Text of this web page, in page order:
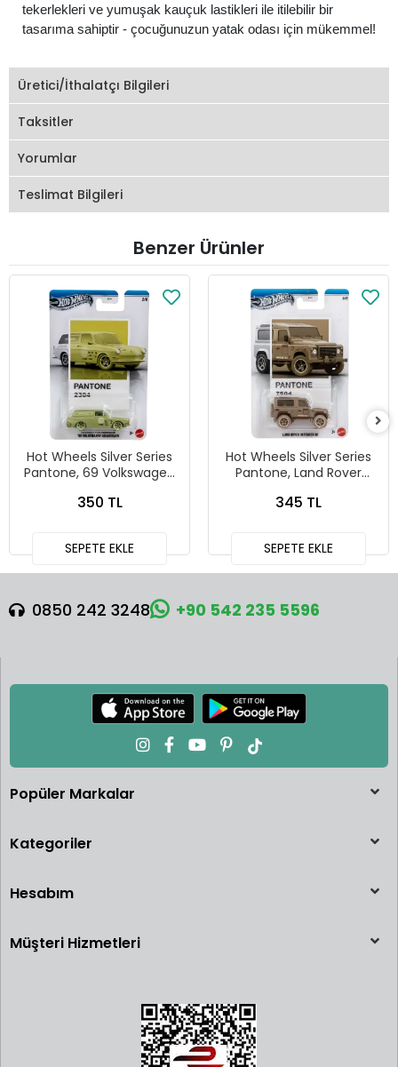
tekerlekleri ve yumuşak kauçuk lastikleri ile itilebilir bir
tasarıma sahiptir - çocuğunuzun yatak odası için mükemmel!
Üretici/İthalatçı Bilgileri
Taksitler
Yorumlar
Teslimat Bilgileri
Benzer Ürünler
Hot Wheels Silver Series
Pantone, 69 Volkswagen
350 TL
SEPETE EKLE
Hot Wheels Silver Series
Pantone, Land Rover
345 TL
SEPETE EKLE
0850 242 3248 +90 542 235 5596
Popüler Markalar
Kategoriler
Hesabım
Müşteri Hizmetleri